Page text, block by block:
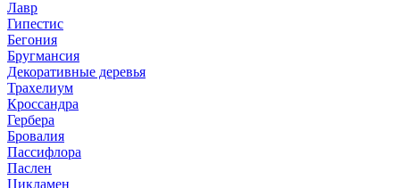
Лавр
Гипестис
Бегония
Бругмансия
Декоративные деревья
Трахелиум
Кроссандра
Гербера
Бровалия
Пассифлора
Паслен
Цикламен